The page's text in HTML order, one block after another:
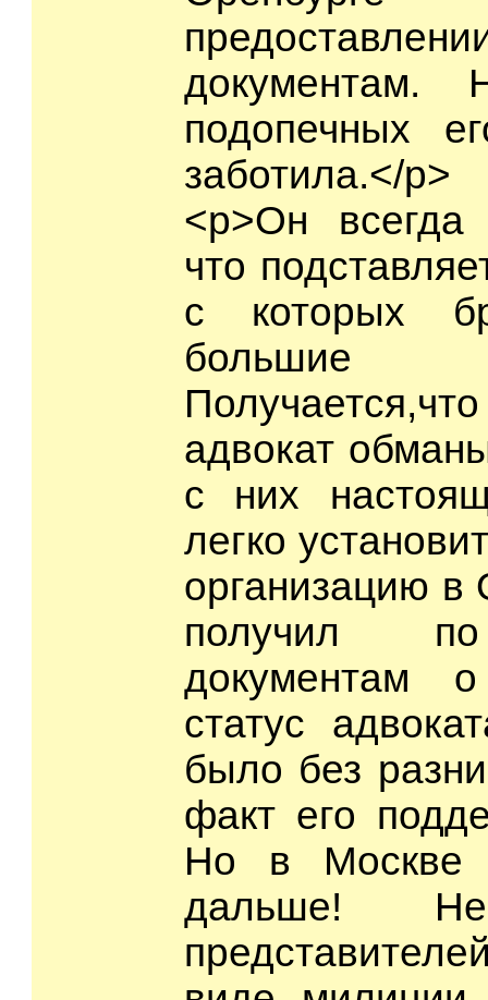
документам.
подопечных
заботила.</p>
<p>Он всегда
что
с которых
адвокат
с них
легко
организацию в
получил
документам
статус
было без
факт его
Но в
дальше!